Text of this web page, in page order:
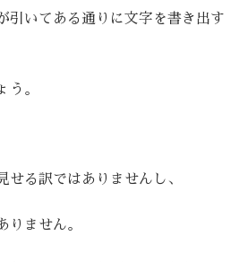
引いてある通りに文字を書き出す
う。
せる訳ではありませんし、
りません。